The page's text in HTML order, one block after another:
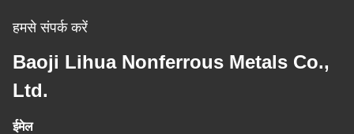
हमसे संपर्क करें
Baoji Lihua Nonferrous Metals Co.,
Ltd.
ईमेल